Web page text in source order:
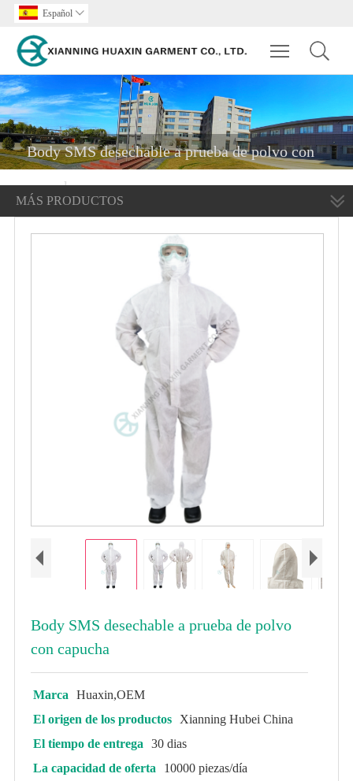
Español 
Toggle
Body SMS desechable a prueba de polvo con
capucha
MÁS PRODUCTOS
Body SMS desechable a prueba de polvo
con capucha
Marca
Huaxin,OEM
El origen de los productos
Xianning Hubei China
El tiempo de entrega
30 dias
La capacidad de oferta
10000 piezas/día